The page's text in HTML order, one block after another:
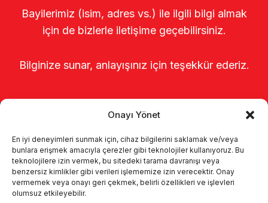
Onayı Yönet
En iyi deneyimleri sunmak için, cihaz bilgilerini saklamak ve/veya
bunlara erişmek amacıyla çerezler gibi teknolojiler kullanıyoruz. Bu
teknolojilere izin vermek, bu sitedeki tarama davranışı veya
benzersiz kimlikler gibi verileri işlememize izin verecektir. Onay
vermemek veya onayı geri çekmek, belirli özellikleri ve işlevleri
olumsuz etkileyebilir.
Bayilerimiz (isim, adres vs.) ile ilgili bilgi almak
için de bizlerle iletişime geçebilirsiniz.
Bilginize sunar, anlayışınız için teşekkür ederiz.
Главная о нас
Продукты